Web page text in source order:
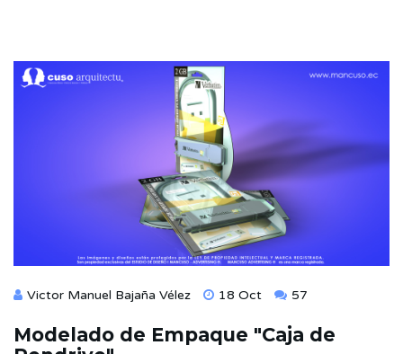
Victor Manuel Bajaña Vélez 18 Oct 57
Modelado de Empaque "Caja de